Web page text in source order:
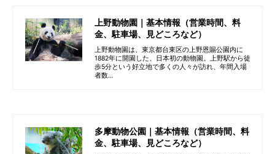
上野動物園｜基本情報（営業時間、料
金、駐車場、見どころなど）
上野動物園は、東京都台東区の上野恩賜公園内に
1882年に開園した、日本初の動物園。上野駅から徒
歩5分という好立地で多くの人々が訪れ、年間入場
者数…
多摩動物公園｜基本情報（営業時間、料
金、駐車場、見どころなど）